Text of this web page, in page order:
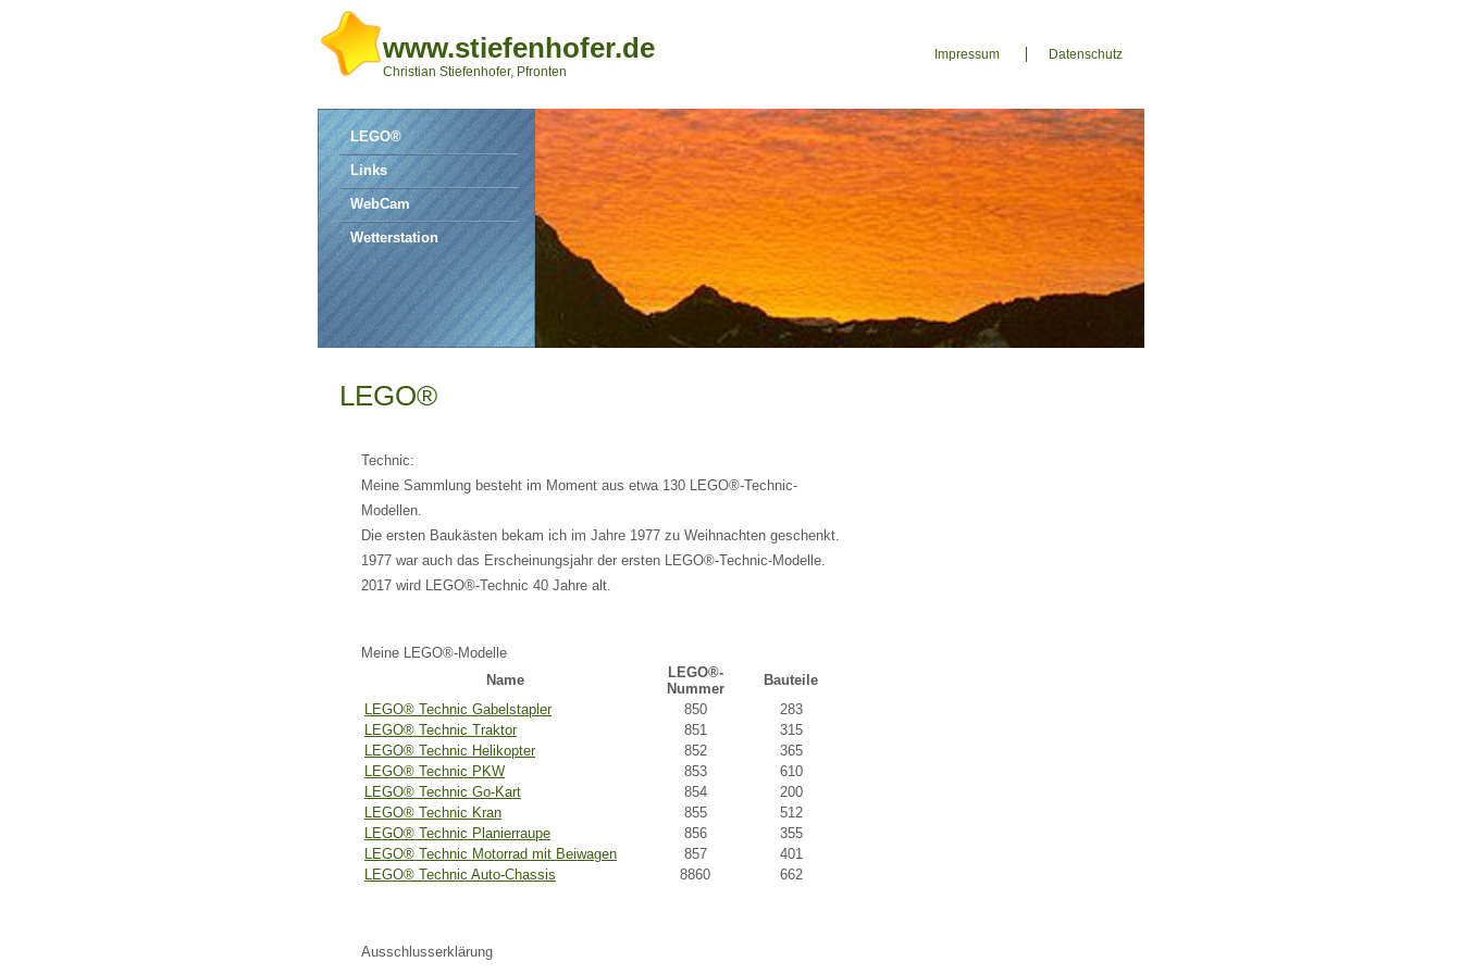
www.stiefenhofer.de
Christian Stiefenhofer, Pfronten
Impressum Datenschutz
LEGO®
Links
WebCam
Wetterstation
LEGO®
Technic:
Meine Sammlung besteht im Moment aus etwa 130 LEGO®-Technic-
Modellen.
Die ersten Baukästen bekam ich im Jahre 1977 zu Weihnachten geschenkt.
1977 war auch das Erscheinungsjahr der ersten LEGO®-Technic-Modelle.
2017 wird LEGO®-Technic 40 Jahre alt.
Meine LEGO®-Modelle
Name
LEGO®-
Nummer
Bauteile
LEGO® Technic Gabelstapler
850
283
LEGO® Technic Traktor
851
315
LEGO® Technic Helikopter
852
365
LEGO® Technic PKW
853
610
LEGO® Technic Go-Kart
854
200
LEGO® Technic Kran
855
512
LEGO® Technic Planierraupe
856
355
LEGO® Technic Motorrad mit Beiwagen
857
401
LEGO® Technic Auto-Chassis
8860 662
Ausschlusserklärung